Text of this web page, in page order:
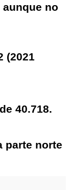
no
(2021
40.718.
parte norte